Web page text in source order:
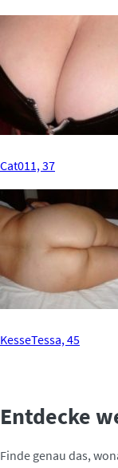
Cat011, 37
KesseTessa, 45
Entdecke
Finde genau das,